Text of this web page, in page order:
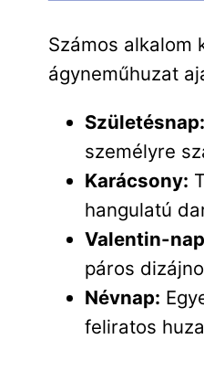
Számos alkalom
ágyneműhuzat
Születésnap:
személyre
Karácsony:
hangulatú
Valentin-
páros
Névnap:
feliratos